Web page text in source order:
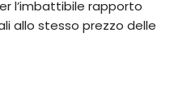
l’imbattibile rapporto
allo stesso prezzo delle